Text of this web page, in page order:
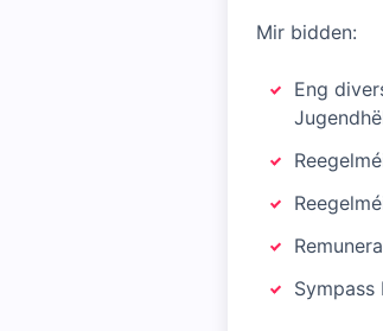
Mir bidden:
Eng
Sympass